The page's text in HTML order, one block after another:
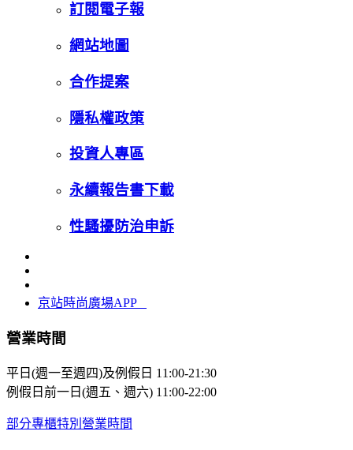
訂閱電子報
網站地圖
合作提案
隱私權政策
投資人專區
永續報告書下載
性騷擾防治申訴
京站時尚廣場APP
營業時間
平日(週一至週四)及例假日 11:00-21:30
例假日前一日(週五、週六) 11:00-22:00
部分專櫃特別營業時間